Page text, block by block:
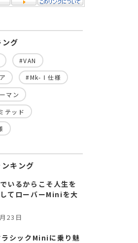
グ
#VAN
#Mk-Ⅰ仕様
マン
テッド
キング
いるからこそ人生を
てローバーMiniを大
23日
シックMiniに乗り魅